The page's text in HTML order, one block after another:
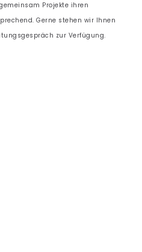
Projekte ihren
Gerne stehen wir Ihnen
zur Verfügung.